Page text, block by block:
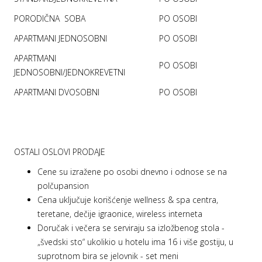
PORODIČNA SOBA
PO OSOBI
APARTMANI JEDNOSOBNI
PO OSOBI
APARTMANI
JEDNOSOBNI/JEDNOKREVETNI
PO OSOBI
APARTMANI DVOSOBNI PO OSOBI
OSTALI OSLOVI PRODAJE
Cene su izražene po osobi dnevno i odnose se na
polčupansion
Cena uključuje korišćenje wellness & spa centra,
teretane, dečije igraonice, wireless interneta
Doručak i večera se serviraju sa izložbenog stola -
„švedski sto“ ukolikio u hotelu ima 16 i više gostiju, u
suprotnom bira se jelovnik - set meni